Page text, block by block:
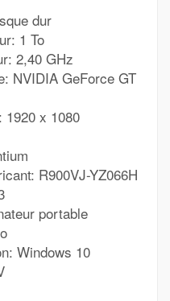
dur
1 To
2,40 GHz
NVIDIA GeForce GT
1920 x 1080
R900VJ-YZ066H
portable
Windows 10